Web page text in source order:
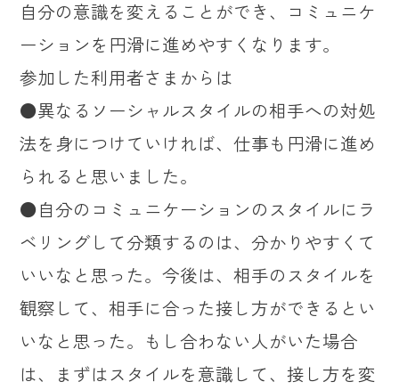
自分の意識を変えることができ、コミュニケ
ーションを円滑に進めやすくなります。
参加した利用者さまからは
●異なるソーシャルスタイルの相手への対処
法を身につけていければ、仕事も円滑に進め
られると思いました。
●自分のコミュニケーションのスタイルにラ
ベリングして分類するのは、分かりやすくて
いいなと思った。今後は、相手のスタイルを
観察して、相手に合った接し方ができるとい
いなと思った。もし合わない人がいた場合
は、まずはスタイルを意識して、接し方を変